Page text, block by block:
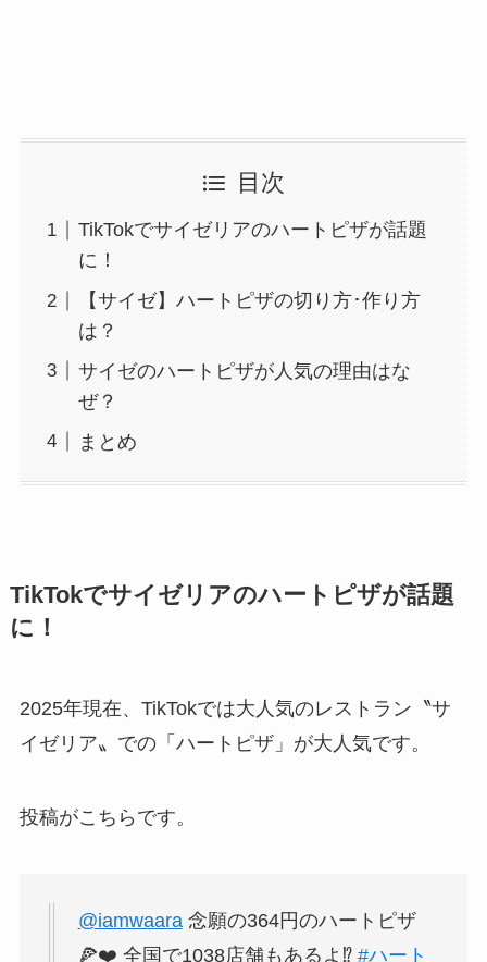
目次
TikTokでサイゼリアのハートピザが話題
に！
【サイゼ】ハートピザの切り方･作り方
は？
サイゼのハートピザが人気の理由はな
ぜ？
まとめ
TikTokでサイゼリアのハートピザが話題
に！
2025年現在、TikTokでは大人気のレストラン〝サ
イゼリア〟での「ハートピザ」が大人気です。
投稿がこちらです。
@iamwaara念願の364円のハートピザ
🍕❤️ 全国で1038店舗もあるよ⁉️ #ハート